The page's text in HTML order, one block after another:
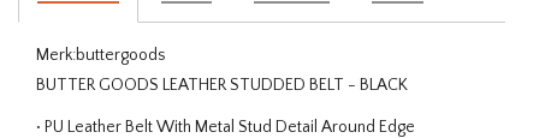
Merk:buttergoods
BUTTER GOODS LEATHER STUDDED BELT - BLACK
• PU Leather Belt With Metal Stud Detail Around Edge